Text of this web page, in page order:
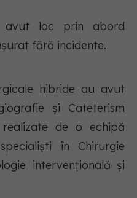
avut loc prin abord
fără incidente.
hibride au avut
și Cateterism
de o echipă
în Chirurgie
intervențională și